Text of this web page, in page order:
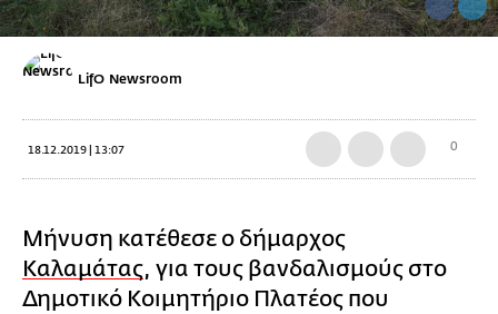
LifO Newsroom
18.12.2019 | 13:07 0
Μήνυση κατέθεσε ο δήμαρχος
Καλαμάτας, για τους βανδαλισμούς στο
Δημοτικό Κοιμητήριο Πλατέος που